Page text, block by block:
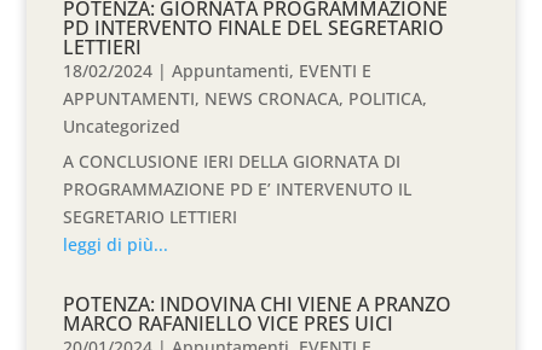
POTENZA: GIORNATA PROGRAMMAZIONE
PD INTERVENTO FINALE DEL SEGRETARIO
LETTIERI
18/02/2024 |Appuntamenti, EVENTI E
APPUNTAMENTI, NEWS CRONACA, POLITICA,
Uncategorized
A CONCLUSIONE IERI DELLA GIORNATA DI
PROGRAMMAZIONE PD E’ INTERVENUTO IL
SEGRETARIO LETTIERI
leggi di più...
POTENZA: INDOVINA CHI VIENE A PRANZO
MARCO RAFANIELLO VICE PRES UICI